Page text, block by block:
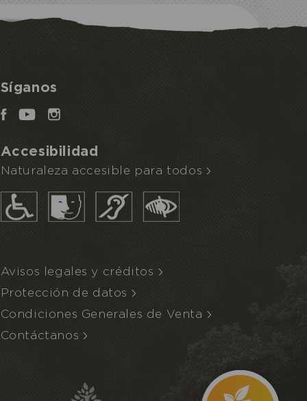
Síganos
Accesibilidad
Naturaleza accesible para todos
Avisos legales y créditos
Protección de datos
Condiciones Generales de Venta
Contáctanos